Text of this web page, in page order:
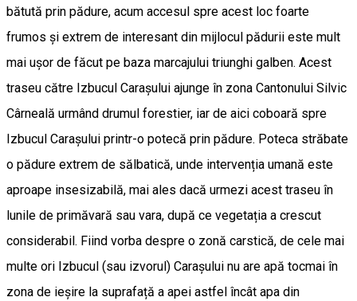
bătută prin pădure, acum accesul spre acest loc foarte
frumos și extrem de interesant din mijlocul pădurii este mult
mai ușor de făcut pe baza marcajului triunghi galben. Acest
traseu către Izbucul Carașului ajunge în zona Cantonului Silvic
Cârneală urmând drumul forestier, iar de aici coboară spre
Izbucul Carașului printr-o potecă prin pădure. Poteca străbate
o pădure extrem de sălbatică, unde intervenția umană este
aproape insesizabilă, mai ales dacă urmezi acest traseu în
lunile de primăvară sau vara, după ce vegetația a crescut
considerabil. Fiind vorba despre o zonă carstică, de cele mai
multe ori Izbucul (sau izvorul) Carașului nu are apă tocmai în
zona de ieșire la suprafață a apei astfel încât apa din